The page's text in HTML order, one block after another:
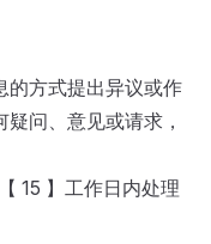
的方式提出异议或作
问、意见或请求，
15 】工作日内处理